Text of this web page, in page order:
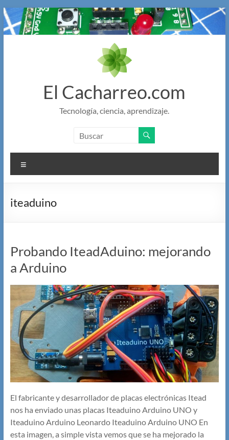
Saltar
al
contenido
El Cacharreo.com
Tecnología, ciencia, aprendizaje.
iteaduino
Probando IteadAduino: mejorando
a Arduino
El fabricante y desarrollador de placas electrónicas Itead
nos ha enviado unas placas Iteaduino Arduino UNO y
Iteaduino Arduino Leonardo Iteaduino Arduino UNO En
esta imagen, a simple vista vemos que se ha mejorado la